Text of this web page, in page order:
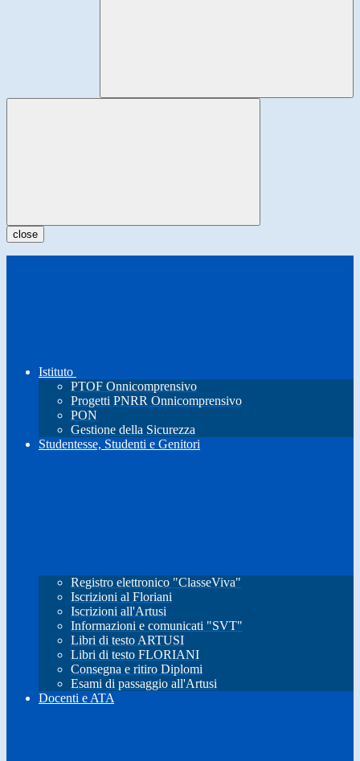
close
Istituto
PTOF Onnicomprensivo
Progetti PNRR Onnicomprensivo
PON
Gestione della Sicurezza
Studentesse, Studenti e Genitori
Registro elettronico "ClasseViva"
Iscrizioni al Floriani
Iscrizioni all'Artusi
Informazioni e comunicati "SVT"
Libri di testo ARTUSI
Libri di testo FLORIANI
Consegna e ritiro Diplomi
Esami di passaggio all'Artusi
Docenti e ATA